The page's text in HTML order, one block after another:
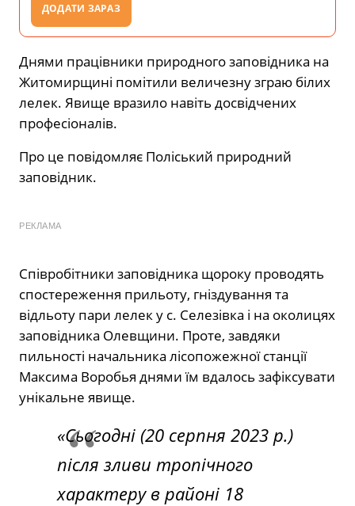
ДОДАТИ ЗАРАЗ
Днями працівники природного заповідника на
Житомирщині помітили величезну зграю білих
лелек. Явище вразило навіть досвідчених
професіоналів.
Про це повідомляє Поліський природний
заповідник.
РЕКЛАМА
Співробітники заповідника щороку проводять
спостереження прильоту, гніздування та
відльоту пари лелек у с. Селезівка і на околицях
заповідника Олевщини. Проте, завдяки
пильності начальника лісопожежної станції
Максима Воробья днями їм вдалось зафіксувати
унікальне явище.
«Сьогодні (20 серпня 2023 р.)
після зливи тропічного
характеру в районі 18